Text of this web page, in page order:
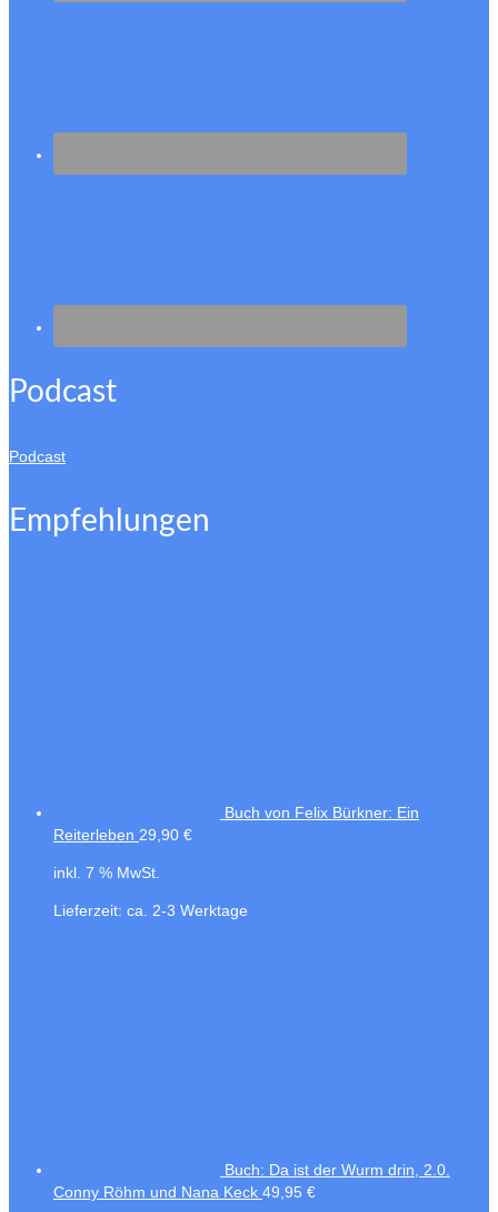
Podcast
Podcast
Empfehlungen
Buch von Felix Bürkner: Ein
Reiterleben 29,90 €
inkl. 7 % MwSt.
Lieferzeit: ca. 2-3 Werktage
Buch: Da ist der Wurm drin, 2.0.
Conny Röhm und Nana Keck 49,95 €